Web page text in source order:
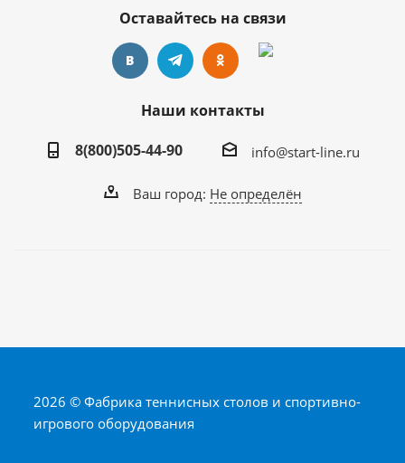
Оставайтесь на связи
Наши контакты
8(800)505-44-90
info@start-line.ru
Ваш город: Не определён
2026 © Фабрика теннисных столов и спортивно-
игрового оборудования